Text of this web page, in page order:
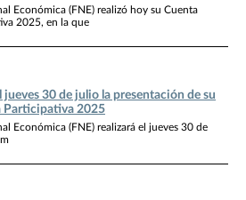
Económica (FNE) realizó hoy su Cuenta
2025, en la que
jueves 30 de julio la presentación de su
Participativa 2025
Económica (FNE) realizará el jueves 30 de